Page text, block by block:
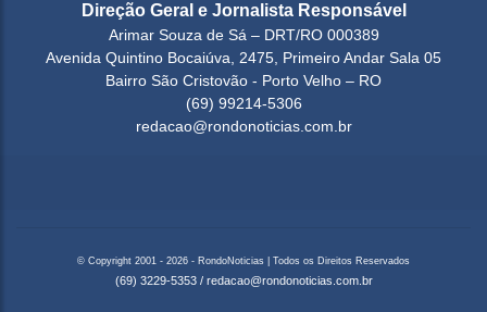
Direção Geral e Jornalista Responsável
Arimar Souza de Sá – DRT/RO 000389
Avenida Quintino Bocaiúva, 2475, Primeiro Andar Sala 05
Bairro São Cristovão - Porto Velho – RO
(69) 99214-5306
redacao@rondonoticias.com.br
© Copyright 2001 - 2026 - RondoNoticias | Todos os Direitos Reservados
(69) 3229-5353 / redacao@rondonoticias.com.br